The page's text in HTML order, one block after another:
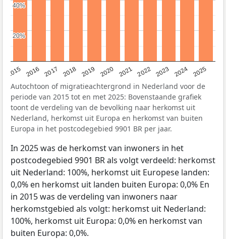
2015 2016 2017 2018 2019 2020 2021 2022 2023 2024 2025
20%
20%
40%
40%
Autochtoon of migratieachtergrond in Nederland voor de
periode van 2015 tot en met 2025: Bovenstaande grafiek
toont de verdeling van de bevolking naar herkomst uit
Nederland, herkomst uit Europa en herkomst van buiten
Europa in het postcodegebied 9901 BR per jaar.
In 2025 was de herkomst van inwoners in het
postcodegebied 9901 BR als volgt verdeeld: herkomst
uit Nederland: 100%, herkomst uit Europese landen:
0,0% en herkomst uit landen buiten Europa: 0,0% En
in 2015 was de verdeling van inwoners naar
herkomstgebied als volgt: herkomst uit Nederland:
100%, herkomst uit Europa: 0,0% en herkomst van
buiten Europa: 0,0%.